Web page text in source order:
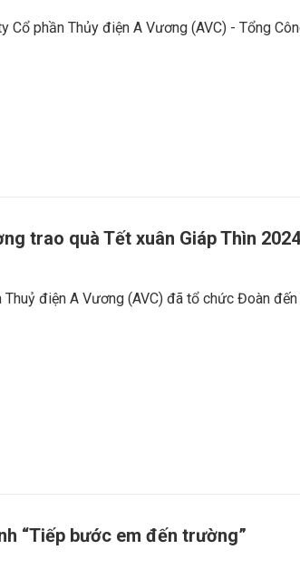
phần Thủy điện A Vương (AVC) - Tổng
trao quà Tết xuân Giáp Thìn 2024
điện A Vương (AVC) đã tổ chức Đoàn
“Tiếp bước em đến trường”